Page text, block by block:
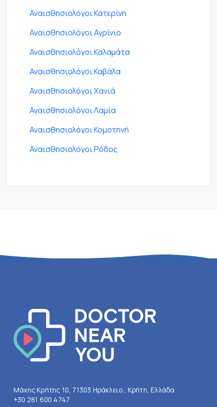
Αναισθησιολόγοι Κατερίνη
Αναισθησιολόγοι Αγρίνιο
Αναισθησιολόγοι Καλαμάτα
Αναισθησιολόγοι Καβάλα
Αναισθησιολόγοι Χανιά
Αναισθησιολόγοι Λαμία
Αναισθησιολόγοι Κομοτηνή
Αναισθησιολόγοι Ρόδος
Μάχης Κρήτης 10, 71303 Ηράκλειο , Κρήτη, Ελλάδα
+30 281 600 4747